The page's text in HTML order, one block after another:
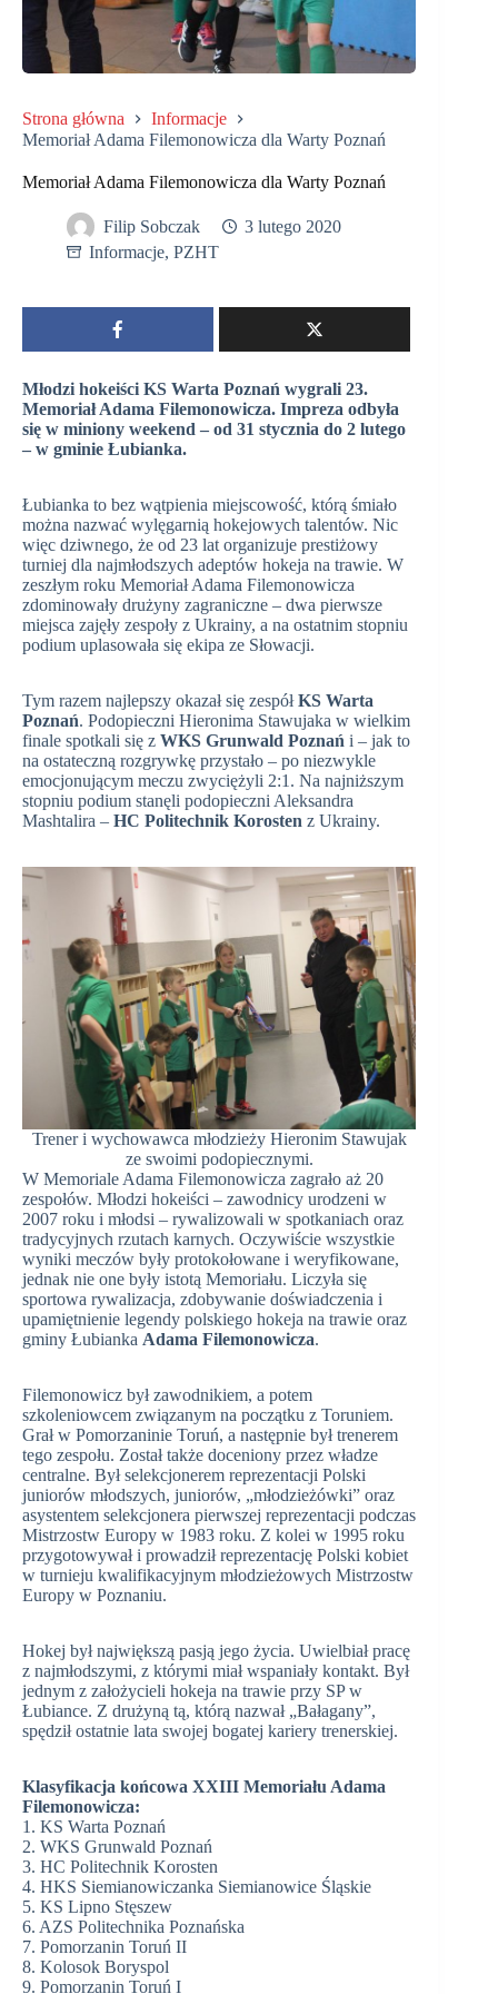
Strona główna
Informacje
Memoriał Adama Filemonowicza dla Warty Poznań
Memoriał Adama Filemonowicza dla Warty Poznań
Filip Sobczak
3 lutego 2020
Informacje, PZHT
Młodzi hokeiści KS Warta Poznań wygrali 23.
Memoriał Adama Filemonowicza. Impreza odbyła
się w miniony weekend – od 31 stycznia do 2 lutego
– w gminie Łubianka.
Łubianka to bez wątpienia miejscowość, którą śmiało
można nazwać wylęgarnią hokejowych talentów. Nic
więc dziwnego, że od 23 lat organizuje prestiżowy
turniej dla najmłodszych adeptów hokeja na trawie. W
zeszłym roku Memoriał Adama Filemonowicza
zdominowały drużyny zagraniczne – dwa pierwsze
miejsca zajęły zespoły z Ukrainy, a na ostatnim stopniu
podium uplasowała się ekipa ze Słowacji.
Tym razem najlepszy okazał się zespółKS Warta
Poznań. Podopieczni Hieronima Stawujaka w wielkim
finale spotkali się z WKS Grunwald Poznań i – jak to
na ostateczną rozgrywkę przystało – po niezwykle
emocjonującym meczu zwyciężyli 2:1. Na najniższym
stopniu podium stanęli podopieczni Aleksandra
Mashtalira – HC Politechnik Korosten z Ukrainy.
Trener i wychowawca młodzieży Hieronim Stawujak
ze swoimi podopiecznymi.
W Memoriale Adama Filemonowicza zagrało aż 20
zespołów. Młodzi hokeiści – zawodnicy urodzeni w
2007 roku i młodsi – rywalizowali w spotkaniach oraz
tradycyjnych rzutach karnych. Oczywiście wszystkie
wyniki meczów były protokołowane i weryfikowane,
jednak nie one były istotą Memoriału. Liczyła się
sportowa rywalizacja, zdobywanie doświadczenia i
upamiętnienie legendy polskiego hokeja na trawie oraz
gminy Łubianka Adama Filemonowicza.
Filemonowicz był zawodnikiem, a potem
szkoleniowcem związanym na początku z Toruniem.
Grał w Pomorzaninie Toruń, a następnie był trenerem
tego zespołu. Został także doceniony przez władze
centralne. Był selekcjonerem reprezentacji Polski
juniorów młodszych, juniorów, „młodzieżówki” oraz
asystentem selekcjonera pierwszej reprezentacji podczas
Mistrzostw Europy w 1983 roku. Z kolei w 1995 roku
przygotowywał i prowadził reprezentację Polski kobiet
w turnieju kwalifikacyjnym młodzieżowych Mistrzostw
Europy w Poznaniu.
Hokej był największą pasją jego życia. Uwielbiał pracę
z najmłodszymi, z którymi miał wspaniały kontakt. Był
jednym z założycieli hokeja na trawie przy SP w
Łubiance. Z drużyną tą, którą nazwał „Bałagany”,
spędził ostatnie lata swojej bogatej kariery trenerskiej.
Klasyfikacja końcowa XXIII Memoriału Adama
Filemonowicza:
1. KS Warta Poznań
2. WKS Grunwald Poznań
3. HC Politechnik Korosten
4. HKS Siemianowiczanka Siemianowice Śląskie
5. KS Lipno Stęszew
6. AZS Politechnika Poznańska
7. Pomorzanin Toruń II
8. Kolosok Boryspol
9. Pomorzanin Toruń I